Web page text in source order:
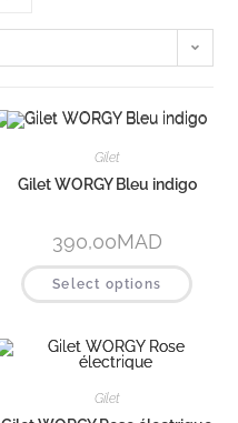
Gilet
Gilet WORGY Bleu indigo
390,00MAD
Select options
Gilet